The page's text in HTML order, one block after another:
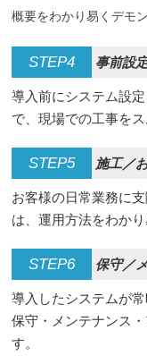
概要をわかり易くデモ
STEP4 事前設
導入前にシステム設
で、現場での工事をス
STEP5 施工／
お客様の日常業務に
は、運用方法をわか
STEP6 保守／
導入したシステムが
保守・メンテナンス
す。